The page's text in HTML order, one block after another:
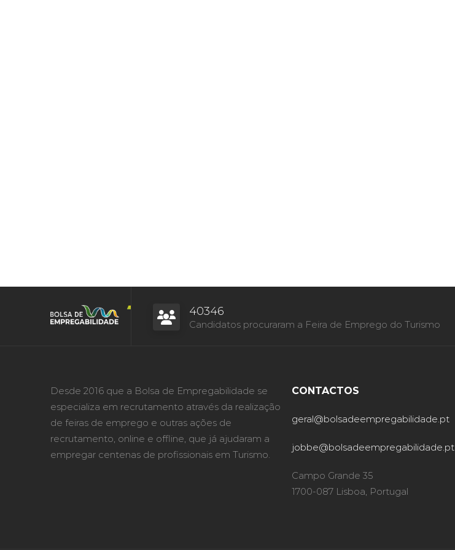
40346
Candidatos procuraram a Feira de Emprego do Turismo
Desde 2016 que a Bolsa de Empregabilidade se
especializa em recrutamento através da realização
de feiras de emprego e outras ações de
recrutamento, online e offline, que já ajudaram a
empregar centenas de profissionais em Turismo.
CONTACTOS
geral@bolsadeempregabilidade.pt
jobbe@bolsadeempregabilidade.pt
Campo Grande 35
1700-087 Lisboa, Portugal